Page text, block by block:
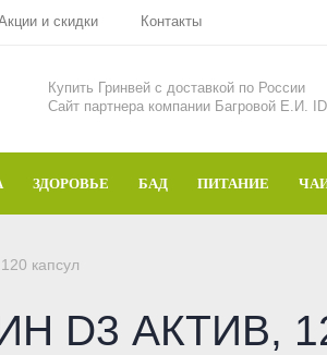
и скидки Контакты
Купить Гринвей c доставкой по России
Сайт партнера компании Багровой Е.И.
ЗДОРОВЬЕ БАД ПИТАНИЕ
капсул
D3 АКТИВ,